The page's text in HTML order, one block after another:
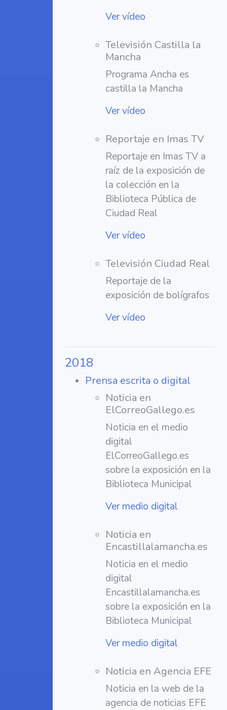
Ver vídeo
Televisión Castilla la
Mancha
Programa Ancha es
castilla la Mancha
Ver vídeo
Reportaje en Imas TV
Reportaje en Imas TV a
raíz de la exposición de
la colección en la
Biblioteca Pública de
Ciudad Real
Ver vídeo
Televisión Ciudad Real
Reportaje de la
exposición de bolígrafos
Ver vídeo
2018
Prensa escrita o digital
Noticia en
ElCorreoGallego.es
Noticia en el medio
digital
ElCorreoGallego.es
sobre la exposición en la
Biblioteca Municipal
Ver medio digital
Noticia en
Encastillalamancha.es
Noticia en el medio
digital
Encastillalamancha.es
sobre la exposición en la
Biblioteca Municipal
Ver medio digital
Noticia en Agencia EFE
Noticia en la web de la
agencia de noticias EFE